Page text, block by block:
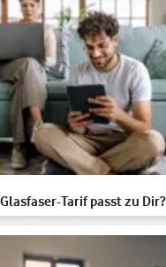
Tarif passt zu Dir?